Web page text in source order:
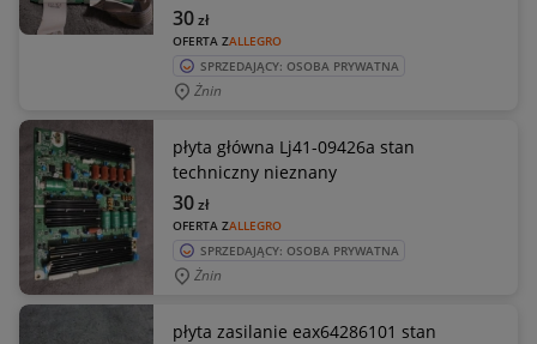
OFERTA ZALLEGRO
30zł
SPRZEDAJĄCY: OSOBA PRYWATNA
Żnin
płyta główna Lj41-09426a stan
techniczny nieznany
OFERTA ZALLEGRO
30zł
SPRZEDAJĄCY: OSOBA PRYWATNA
Żnin
płyta zasilanie eax64286101 stan